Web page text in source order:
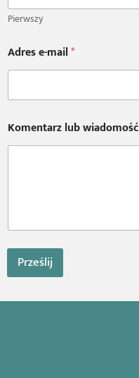
Pierwszy
Adres e-mail*
e
-
d
e
Komentarz lub wiadomość
Prześlij